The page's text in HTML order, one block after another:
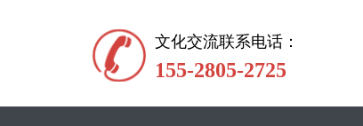
文化交流联系电话：
155-2805-2725